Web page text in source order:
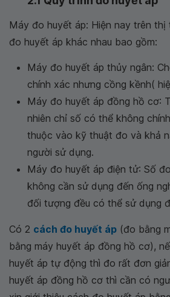
Máy đo huyết áp: Hiện nay trên
đo huyết áp khác nhau bao gồm:
Máy đo huyết áp thủy ngân:
chính xác nhưng cồng kềnh(
Máy đo huyết áp đồng hồ cơ:
nhiên chỉ số có thể không
thuộc vào kỹ thuật đo và khả
người sử dụng.
Máy đo huyết áp điện tử: Số
không cần sử dụng đến ống
đối tượng đều có thể sử dụng
Có 2 cách đo huyết áp (đo bằng
bằng máy huyết áp đồng hồ cơ),
huyết áp tự động thì đo rất đơn
huyết áp đồng hồ cơ thì cần có